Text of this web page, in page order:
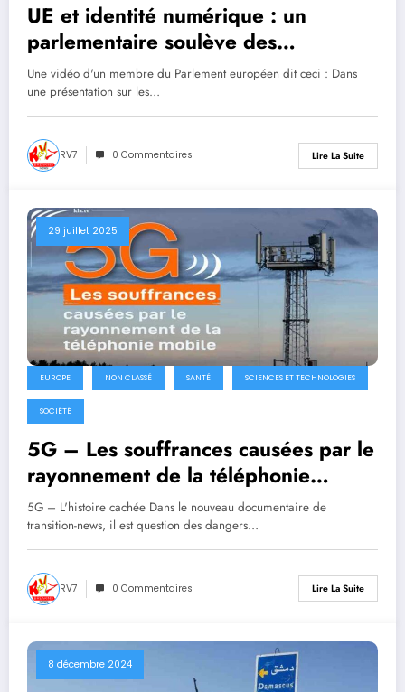
UE et identité numérique : un
parlementaire soulève des
interrogations juridiques
Une vidéo d'un membre du Parlement européen dit ceci : Dans
une présentation sur les…
RV7 0 Commentaires Lire La Suite
29 juillet 2025
EUROPE NON CLASSÉ SANTÉ SCIENCES ET TECHNOLOGIES
SOCIÉTÉ
5G – Les souffrances causées par le
rayonnement de la téléphonie
mobile
5G – L'histoire cachée Dans le nouveau documentaire de
transition-news, il est question des dangers…
RV7 0 Commentaires Lire La Suite
8 décembre 2024